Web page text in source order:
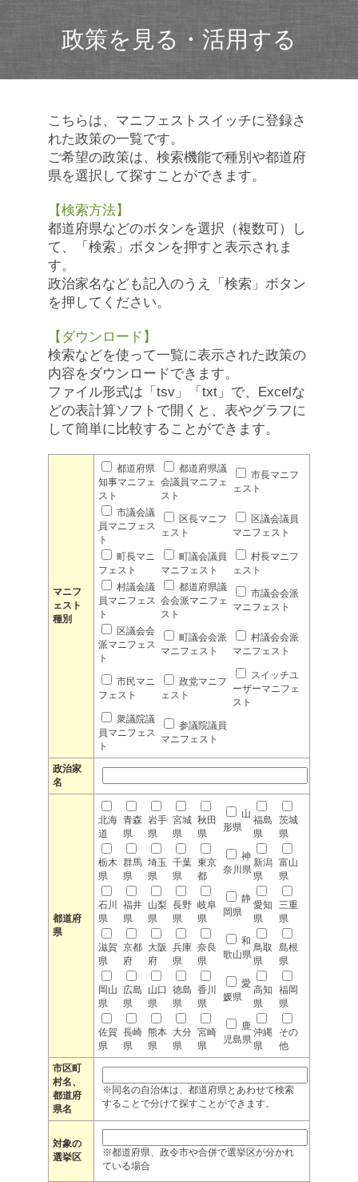
政策を見る・活用する
こちらは、マニフェストスイッチに登録さ
れた政策の一覧です。
ご希望の政策は、検索機能で種別や都道府
県を選択して探すことができます。
【検索方法】
都道府県などのボタンを選択（複数可）し
て、「検索」ボタンを押すと表示されま
す。
政治家名なども記入のうえ「検索」ボタン
を押してください。
【ダウンロード】
検索などを使って一覧に表示された政策の
内容をダウンロードできます。
ファイル形式は「tsv」「txt」で、Excelな
どの表計算ソフトで開くと、表やグラフに
して簡単に比較することができます。
マニフ
ェスト
種別
都道府県
知事マニフェ
スト
都道府県議
会議員マニフェ
スト
市長マニフ
ェスト
市議会議
員マニフェス
ト
区長マニフ
ェスト
区議会議員
マニフェスト
町長マニ
フェスト
町議会議員
マニフェスト
村長マニフ
ェスト
村議会議
員マニフェス
ト
都道府県議
会会派マニフェ
スト
市議会会派
マニフェスト
区議会会
派マニフェス
ト
町議会会派
マニフェスト
村議会会派
マニフェスト
市民マニ
フェスト
政党マニフ
ェスト
スイッチユ
ーザーマニフェ
スト
衆議院議
員マニフェス
ト
参議院議員
マニフェスト
政治家
名
都道府
県
北海
道
青森
県
岩手
県
宮城
県
秋田
県
山
形県
福島
県
茨城
県
栃木
県
群馬
県
埼玉
県
千葉
県
東京
都
神
奈川県
新潟
県
富山
県
石川
県
福井
県
山梨
県
長野
県
岐阜
県
静
岡県
愛知
県
三重
県
滋賀
県
京都
府
大阪
府
兵庫
県
奈良
県
和
歌山県
鳥取
県
島根
県
岡山
県
広島
県
山口
県
徳島
県
香川
県
愛
媛県
高知
県
福岡
県
佐賀
県
長崎
県
熊本
県
大分
県
宮崎
県
鹿
児島県
沖縄
県
その
他
市区町
村名、
都道府
県名
※同名の自治体は、都道府県とあわせて検索
することで分けて探すことができます。
対象の
選挙区
※都道府県、政令市や合併で選挙区が分かれ
ている場合